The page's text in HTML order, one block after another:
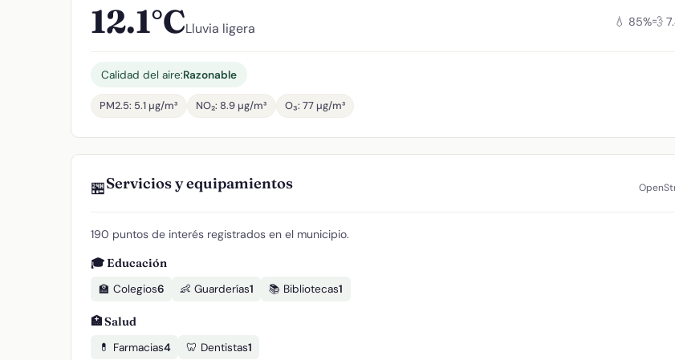
12.1°CLluvia ligera 💧 85%💨
Calidad del aire:Razonable
PM2.5: 5.1 µg/m³ NO₂: 8.9 µg/m³ O₃: 77 µg/m³
🏪Servicios y equipamientos
190 puntos de interés registrados en el municipio.
🎓 Educación
🏫 Colegios6 👶 Guarderías1 📚 Bibliotecas1
🏥 Salud
💊 Farmacias4 🦷 Dentistas1